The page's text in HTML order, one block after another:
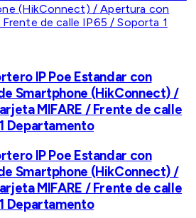
IP Poe Estandar con
Smartphone (HikConnect) /
MIFARE / Frente de calle
Departamento
IP Poe Estandar con
Smartphone (HikConnect) /
MIFARE / Frente de calle
Departamento